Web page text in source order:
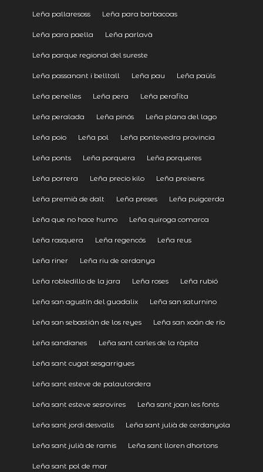
Leña pallaresoss Leña para barbacoas
Leña para paella Leña parlavà
Leña parque regional del sureste
Leña passanant i belltall Leña pau Leña paüls
Leña penelles Leña pera Leña perafita
Leña peralada Leña pinós Leña plana del lago
Leña poio Leña pol Leña pontevedra provincia
Leña ponts Leña porquera Leña porqueres
Leña porrera Leña precio kilo Leña preixens
Leña premià de dalt Leña preses Leña puigcerda
Leña que no hace humo Leña quiroga comarca
Leña rasquera Leña regencós Leña reus
Leña riner Leña riu de cerdanya
Leña robledillo de la jara Leña roses Leña rubió
Leña san agustín del guadalix Leña san saturnino
Leña san sebastián de los reyes Leña san xoán de río
Leña sandianes Leña sant carles de la ràpita
Leña sant cugat sesgarrigues
Leña sant esteve de palautordera
Leña sant esteve sesrovires Leña sant joan les fonts
Leña sant jordi desvalls Leña sant julià de cerdanyola
Leña sant julià de ramis Leña sant lloren dhortons
Leña sant pol de mar